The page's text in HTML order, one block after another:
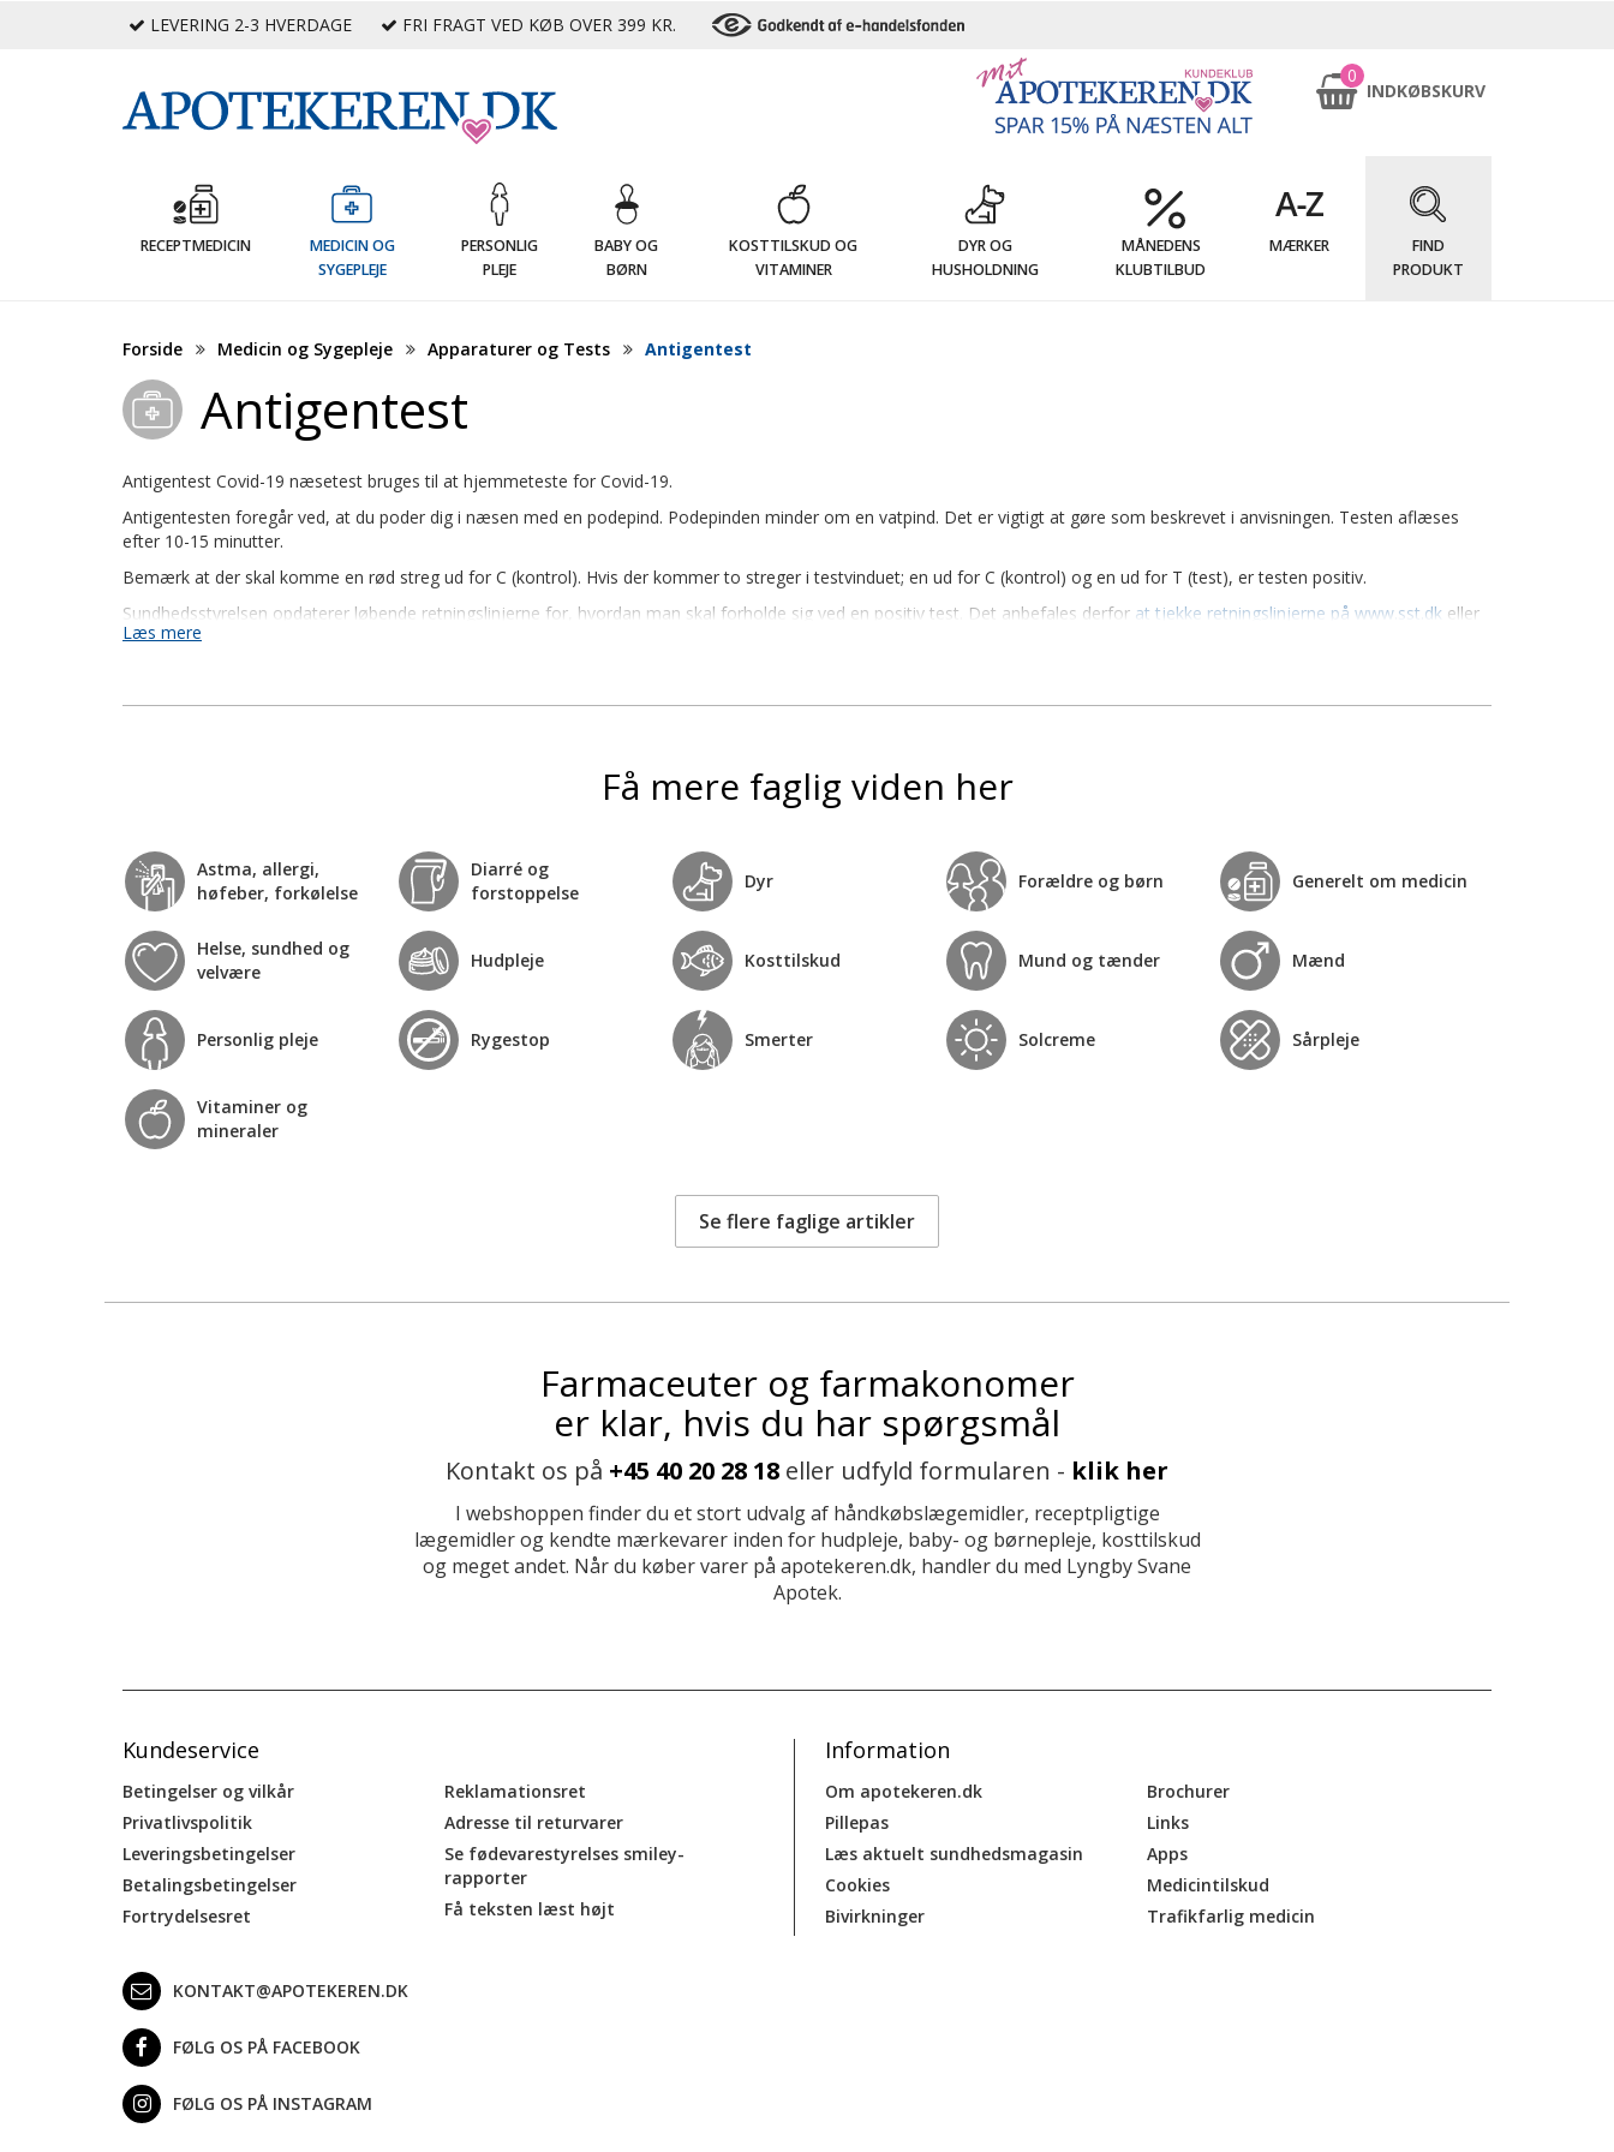
LEVERING 2-3 HVERDAGE FRI FRAGT VED KØB OVER 399 KR.
0
INDKØBSKURV
RECEPTMEDICIN
MEDICIN OG
SYGEPLEJE
PERSONLIG
PLEJE
BABY OG
BØRN
KOSTTILSKUD OG
VITAMINER
DYR OG
HUSHOLDNING
MÅNEDENS
KLUBTILBUD
MÆRKER
FIND
PRODUKT
Forside Medicin og Sygepleje Apparaturer og Tests Antigentest
Antigentest
Antigentest Covid-19 næsetest bruges til at hjemmeteste for Covid-19.
Antigentesten foregår ved, at du poder dig i næsen med en podepind. Podepinden minder om en vatpind. Det er vigtigt at gøre som beskrevet i anvisningen. Testen aflæses
efter 10-15 minutter.
Bemærk at der skal komme en rød streg ud for C (kontrol). Hvis der kommer to streger i testvinduet; en ud for C (kontrol) og en ud for T (test), er testen positiv.
Sundhedsstyrelsen opdaterer løbende retningslinjerne for, hvordan man skal forholde sig ved en positiv test. Det anbefales derfor at tjekke retningslinjerne på www.sst.dk eller
at kontakte lægen.
Læs mere
Få mere faglig viden her
Astma, allergi,
høfeber, forkølelse
Diarré og
forstoppelse
Dyr Forældre og børn Generelt om medicin
Helse, sundhed og
velvære
Hudpleje Kosttilskud Mund og tænder Mænd
Personlig pleje Rygestop Smerter Solcreme Sårpleje
Vitaminer og
mineraler
Se flere faglige artikler
Farmaceuter og farmakonomer
er klar, hvis du har spørgsmål
Kontakt os på +45 40 20 28 18 eller udfyld formularen - klik her
I webshoppen finder du et stort udvalg af håndkøbslægemidler, receptpligtige
lægemidler og kendte mærkevarer inden for hudpleje, baby- og børnepleje, kosttilskud
og meget andet. Når du køber varer på apotekeren.dk, handler du med Lyngby Svane
Apotek.
Kundeservice
Betingelser og vilkår
Privatlivspolitik
Leveringsbetingelser
Betalingsbetingelser
Fortrydelsesret
Reklamationsret
Adresse til returvarer
Se fødevarestyrelses smiley-
rapporter
Få teksten læst højt
Information
Om apotekeren.dk
Pillepas
Læs aktuelt sundhedsmagasin
Cookies
Bivirkninger
Brochurer
Links
Apps
Medicintilskud
Trafikfarlig medicin
KONTAKT@APOTEKEREN.DK
FØLG OS PÅ FACEBOOK
FØLG OS PÅ INSTAGRAM